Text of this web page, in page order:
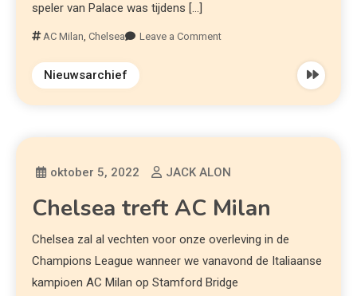
speler van Palace was tijdens […]
AC Milan,Chelsea Leave a Comment
Nieuwsarchief
oktober 5, 2022 JACK ALON
Chelsea treft AC Milan
Chelsea zal al vechten voor onze overleving in de
Champions League wanneer we vanavond de Italiaanse
kampioen AC Milan op Stamford Bridge